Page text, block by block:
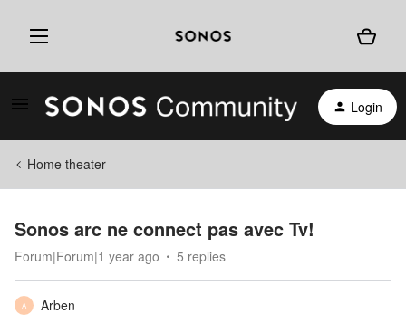
Login
Home theater
Sonos arc ne connect pas avec Tv!
Forum|Forum|1 year ago 5 replies
A
Arben